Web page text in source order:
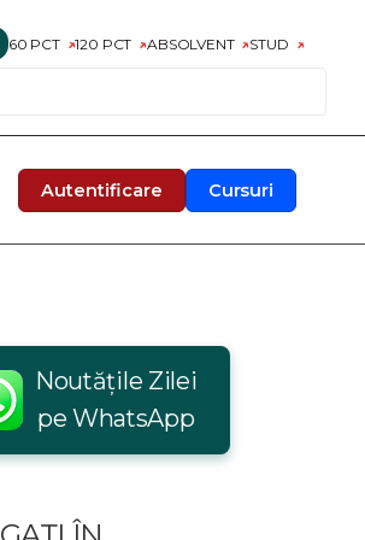
60 PCT 120 PCT ABSOLVENT STUD
Autentificare Cursuri
Noutățile Zilei
pe WhatsApp